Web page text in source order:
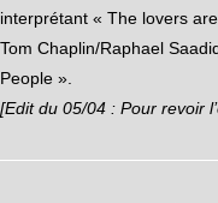
interprétant « The lovers
Tom Chaplin/Raphael
People ».
[Edit du 05/04 : Pour revoir